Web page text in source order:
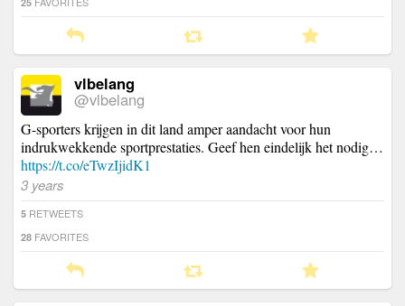
vlbelang
@vlbelang
G-sporters krijgen in dit land amper aandacht voor hun
indrukwekkende sportprestaties. Geef hen eindelijk het nodig…
https://t.co/eTwzIjidK1
3 years
5 RETWEETS
28 FAVORITES